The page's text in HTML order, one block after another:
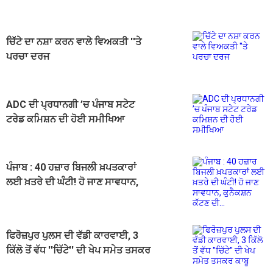
ਚਿੱਟੇ ਦਾ ਨਸ਼ਾ ਕਰਨ ਵਾਲੇ ਵਿਅਕਤੀ ''ਤੇ
ਪਰਚਾ ਦਰਜ
ADC ਦੀ ਪ੍ਰਧਾਨਗੀ ’ਚ ਪੰਜਾਬ ਸਟੇਟ
ਟਰੇਡ ਕਮਿਸ਼ਨ ਦੀ ਹੋਈ ਸਮੀਖਿਆ
ਪੰਜਾਬ : 40 ਹਜ਼ਾਰ ਬਿਜਲੀ ਖ਼ਪਤਕਾਰਾਂ
ਲਈ ਖ਼ਤਰੇ ਦੀ ਘੰਟੀ! ਹੋ ਜਾਣ ਸਾਵਧਾਨ,
ਫਿਰੋਜ਼ਪੁਰ ਪੁਲਸ ਦੀ ਵੱਡੀ ਕਾਰਵਾਈ, 3
ਕਿੱਲੋ ਤੋਂ ਵੱਧ ''ਚਿੱਟੇ'' ਦੀ ਖੇਪ ਸਮੇਤ ਤਸਕਰ